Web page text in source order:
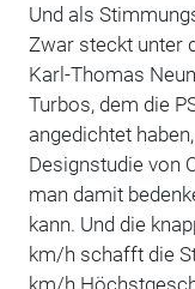
Und als
Zwar steckt unter
Karl-Thomas
Turbos, dem die
angedichtet
Designstudie von
man damit
kann. Und die
km/h schafft die
km/h